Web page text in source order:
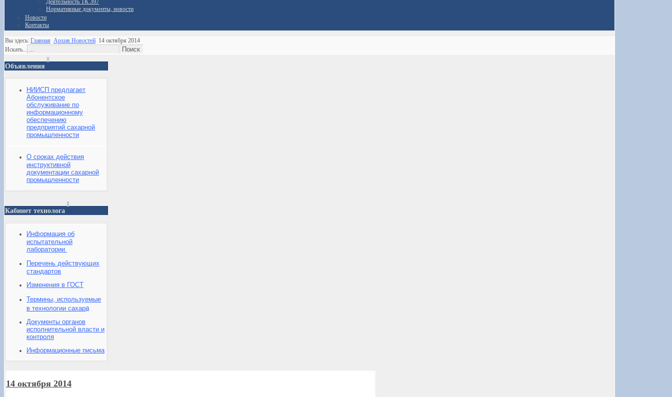
Деятельность ТК 397
Нормативные документы, новости
Новости
Контакты
Вы здесь: Главная Архив Новостей 14 октября 2014
Искать...
Объявления
НИИСП предлагает
Абонентское
обслуживание по
информационному
обеспечению
предприятий сахарной
промышленности
О сроках действия
инструктивной
документации сахарной
промышленности
Кабинет технолога
Информация об
испытательной
лаборатории
Перечень действующих
стандартов
Изменения в ГОСТ
Термины, используемые
в технологии сахара
Документы органов
исполнительной власти и
контроля
Информационные письма
14 октября 2014